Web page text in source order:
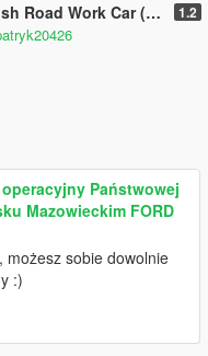
Work Car (Polski pojazd służby drogowej) 1.2
Państwowej
Mazowieckim FORD
możesz sobie dowolnie
:)